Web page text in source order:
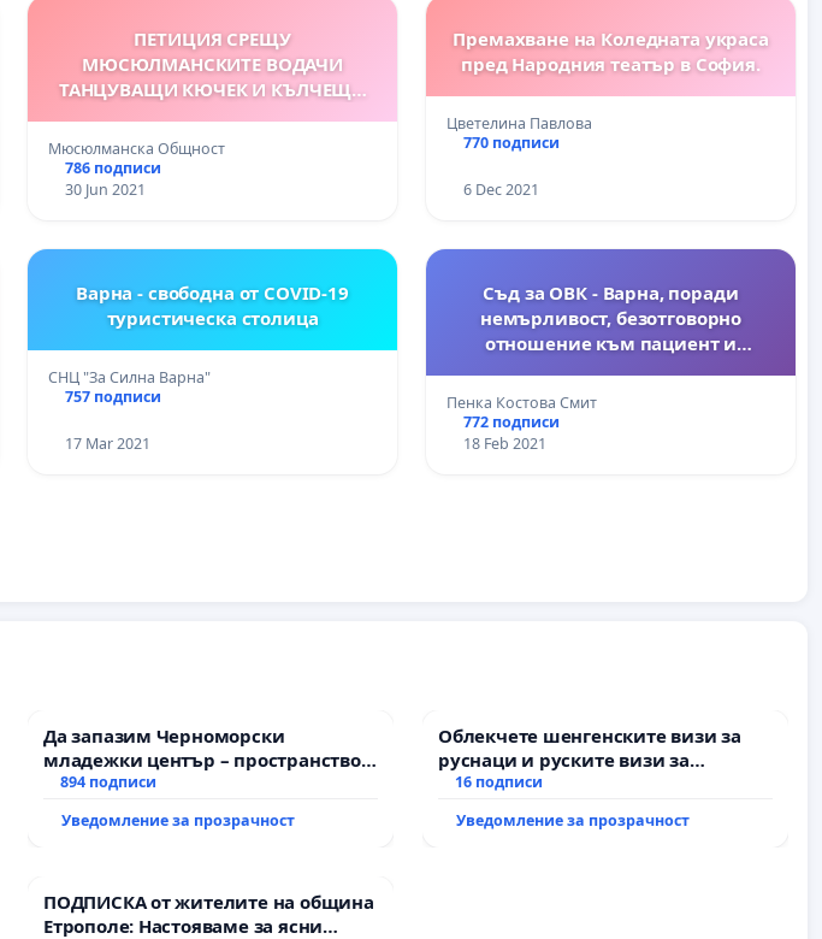
ПЕТИЦИЯ СРЕЩУ
МЮСЮЛМАНСКИТЕ ВОДАЧИ
ТАНЦУВАЩИ КЮЧЕК И КЪЛЧЕЩИ
Мюсюлманска Общност
786 подписи
30 Jun 2021
Премахване на Коледната украса
пред Народния театър в София.
Цветелина Павлова
770 подписи
6 Dec 2021
Варна - свободна от COVID-19
туристическа столица
СНЦ "За Силна Варна"
757 подписи
17 Mar 2021
Съд за ОВК - Варна, поради
немърливост, безотговорно
отношение към пациент и
Пенка Костова Смит
772 подписи
18 Feb 2021
Да запазим Черноморски
младежки център – пространство
за младите на Варна
894 подписи
Уведомление за прозрачност
Облекчете шенгенските визи за
руснаци и руските визи за
българи
16 подписи
Уведомление за прозрачност
ПОДПИСКА от жителите на община
Етрополе: Настояваме за ясни